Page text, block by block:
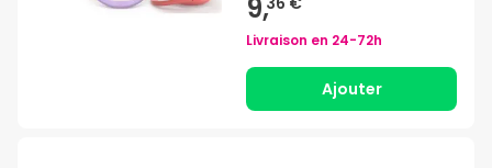
9,
Livraison en 24-72h
Ajouter